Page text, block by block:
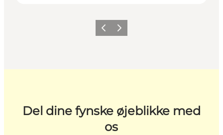
ForrigeNæste
Del dine fynske øjeblikke med
os